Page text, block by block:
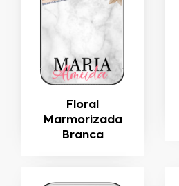
Floral
Marmorizada
Branca